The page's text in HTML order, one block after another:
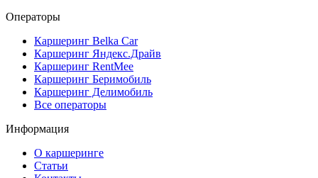
Операторы
Каршеринг Belka Car
Каршеринг Яндекс.Драйв
Каршеринг RentMee
Каршеринг Беримобиль
Каршеринг Делимобиль
Все операторы
Информация
О каршеринге
Статьи